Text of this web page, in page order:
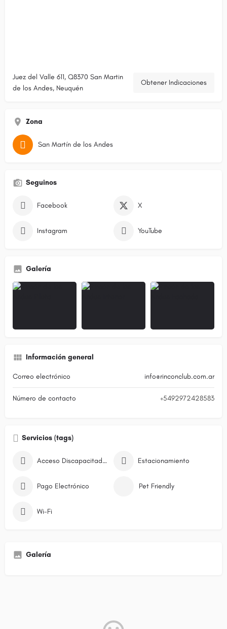
Juez del Valle 611, Q8370 San Martin
de los Andes, Neuquén
Obtener Indicaciones
Zona
San Martín de los Andes
Seguinos
Facebook X
Instagram YouTube
Galería
Información general
Correo electrónico info@rinconclub.com.ar
Número de contacto +5492972428583
Servicios (tags)
Acceso Discapacitados Estacionamiento
Pago Electrónico Pet Friendly
Wi-Fi
Galería